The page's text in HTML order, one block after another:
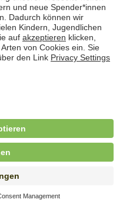
Kinderdorf
d)
.Wo.), SOS-
d)
(20 Std./Wo.), SOS-